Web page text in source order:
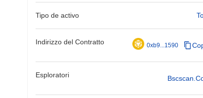
Tipo de activo
Indirizzo del Contratto 0xb9...1590
Esploratori